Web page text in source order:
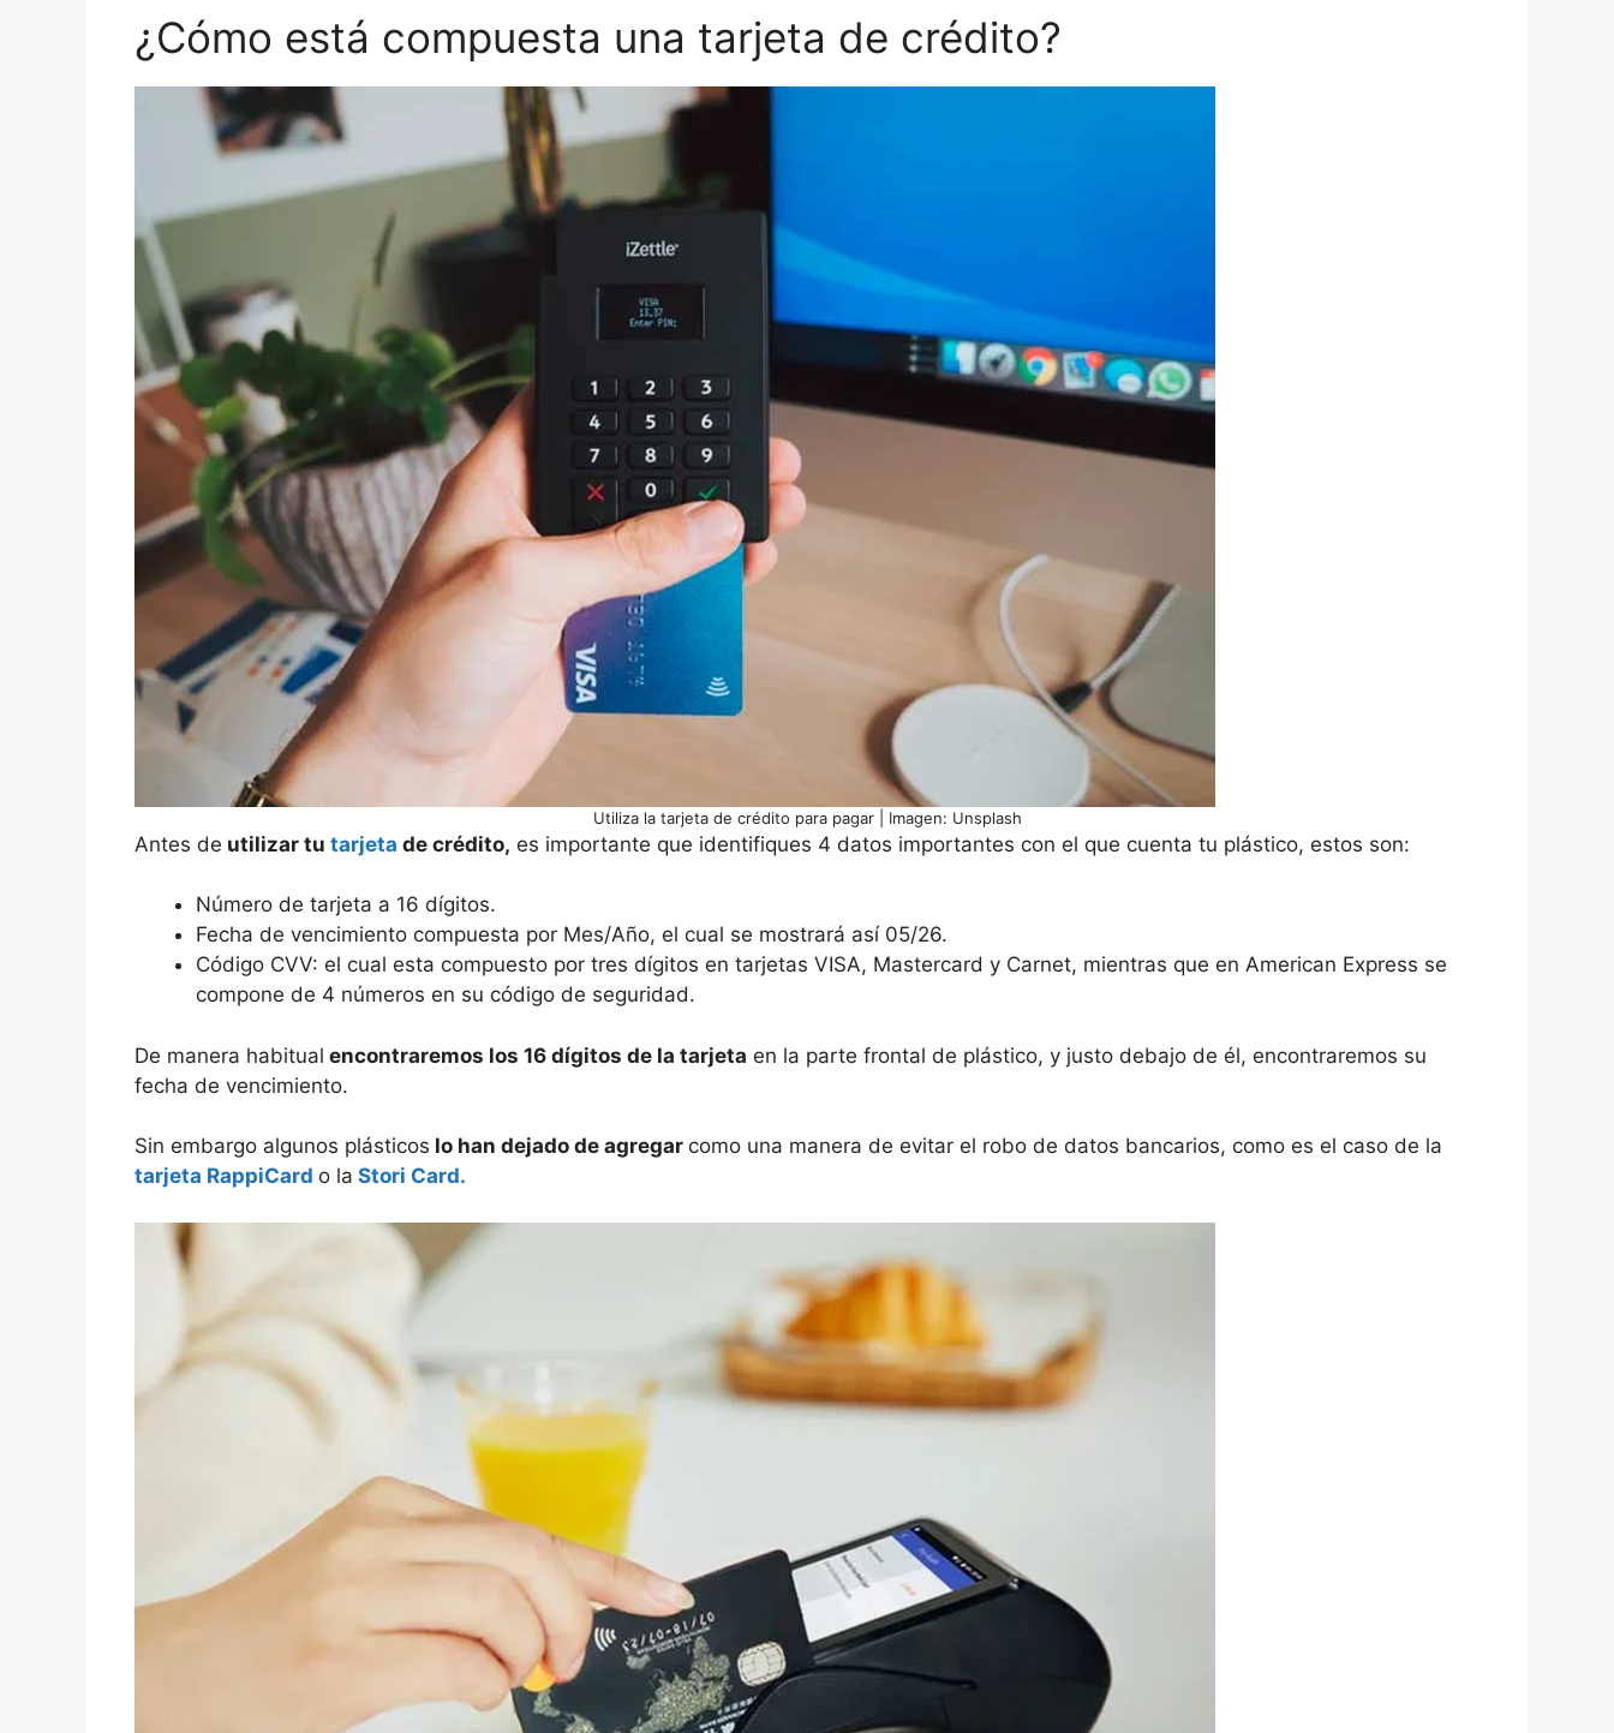
¿Cómo está compuesta una tarjeta de crédito?
Utiliza la tarjeta de crédito para pagar | Imagen: Unsplash
Antes de utilizar tu tarjeta de crédito, es importante que identifiques 4 datos importantes con el que cuenta tu plástico, estos son:
Número de tarjeta a 16 dígitos.
Fecha de vencimiento compuesta por Mes/Año, el cual se mostrará así 05/26.
Código CVV: el cual esta compuesto por tres dígitos en tarjetas VISA, Mastercard y Carnet, mientras que en American Express se
compone de 4 números en su código de seguridad.
De manera habitual encontraremos los 16 dígitos de la tarjeta en la parte frontal de plástico, y justo debajo de él, encontraremos su
fecha de vencimiento.
Sin embargo algunos plásticos lo han dejado de agregar como una manera de evitar el robo de datos bancarios, como es el caso de la
tarjeta RappiCard o la Stori Card.